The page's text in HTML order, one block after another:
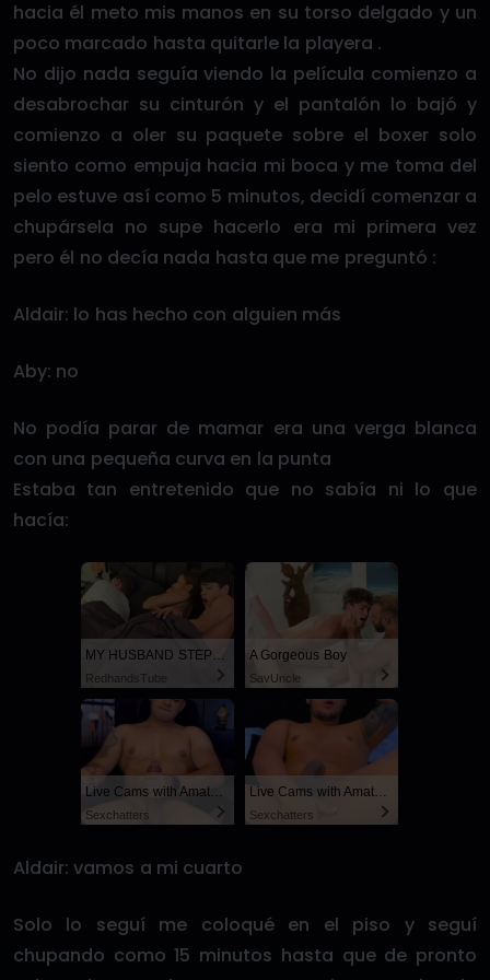
hacia él meto mis manos en su torso delgado y un
poco marcado hasta quitarle la playera .
No dijo nada seguía viendo la película comienzo a
desabrochar su cinturón y el pantalón lo bajó y
comienzo a oler su paquete sobre el boxer solo
siento como empuja hacia mi boca y me toma del
pelo estuve así como 5 minutos, decidí comenzar a
chupársela no supe hacerlo era mi primera vez
pero él no decía nada hasta que me preguntó :
Aldair: lo has hecho con alguien más
Aby: no
No podía parar de mamar era una verga blanca
con una pequeña curva en la punta
Estaba tan entretenido que no sabía ni lo que
hacía:
MY HUSBAND STEPSON MISTAKENLY GIVES ME IN THE ASS
RedhandsTube
A Gorgeous Boy
SayUncle
Live Cams with Amateur Men
Sexchatters
Live Cams with Amateur Men
Sexchatters
Aldair: vamos a mi cuarto
Solo lo seguí me coloqué en el piso y seguí
chupando como 15 minutos hasta que de pronto